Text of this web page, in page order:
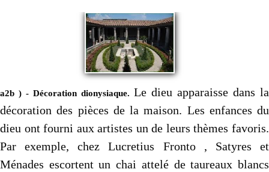
a2b ) - Décoration dionysiaque. Le dieu apparaisse dans la
décoration des pièces de la maison. Les enfances du
dieu ont fourni aux artistes un de leurs thèmes favoris.
Par exemple, chez Lucretius Fronto , Satyres et
Ménades escortent un chai attelé de taureaux blancs